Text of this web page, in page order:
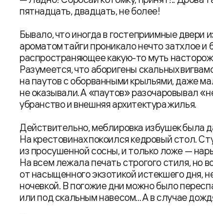
пятнадцать, двадцать, не более!
Бывало, что иногда в гостеприимные двери
ароматом тайги проникало нечто затхлое и
распространяющее какую-то муть
Разумеется, что аборигены скальных
на паутов с оборванными крыльями, даже
не оказывали. А «паутов» разочаровывал
убранство и внешняя архитектура жилья.
Действительно, меблировка избушек была
На крестовинах покоился кедровый стол.
из просушенной сосны, и только ложе —
На всем лежала печать строгого стиля, но
от насыщенного экзотикой истекшего дня,
ночевкой. В погожие дни можно было
или под скальным навесом... А в случае